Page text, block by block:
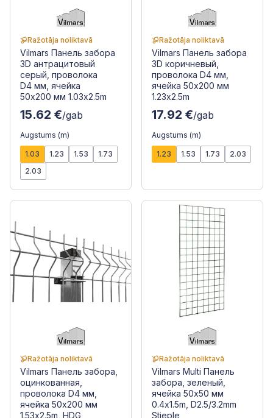
Ražotāja noliktavā
Vilmars Панель забора
3D антрацитовый
серый, проволока
D4 мм, ячейка
50x200 мм 1.03x2.5m
15.62 €/gab
Augstums (m)
1.03 1.23 1.53
1.73
2.03
Ražotāja noliktavā
Vilmars Панель забора
3D коричневый,
проволока D4 мм,
ячейка 50x200 мм
1.23x2.5m
17.92 €/gab
Augstums (m)
1.23 1.53 1.73 2.03
Ražotāja noliktavā
Vilmars Панель забора,
оцинкованная,
проволока D4 мм,
ячейка 50x200 мм
1.53x2.5m, HDG
Ražotāja noliktavā
Vilmars Multi Панель
забора, зеленый,
ячейка 50x50 мм
0.4x1.5m, D2.5/3.2mm
Stieple